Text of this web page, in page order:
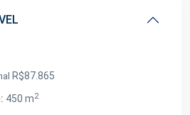
R$87.865
450 m2